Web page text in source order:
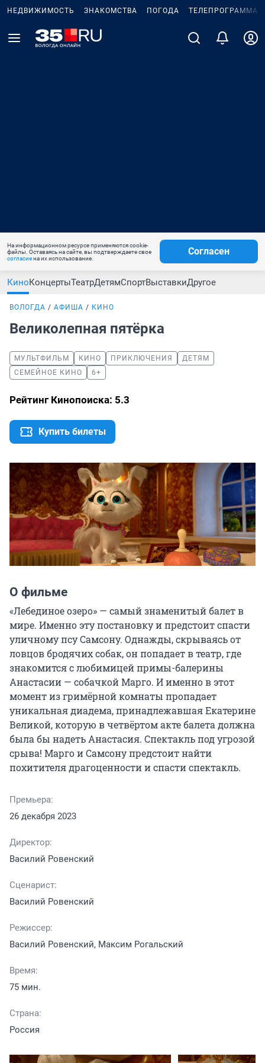
НЕДВИЖИМОСТЬ ЗНАКОМСТВА ПОГОДА ТЕЛЕПРОГРАММА
На информационном ресурсе применяются cookie-
файлы. Оставаясь на сайте, вы подтверждаете свое
согласиена их использование.
Согласен
КиноКонцертыТеатрДетямСпортВыставкиДругое
ВОЛОГДА АФИША КИНО
Великолепная пятёрка
МУЛЬТФИЛЬМ КИНО ПРИКЛЮЧЕНИЯ
ДЕТЯМ
СЕМЕЙНОЕ КИНО
6+
Рейтинг Кинопоиска: 5.3
Купить билеты
О фильме
«Лебединое озеро» — самый знаменитый балет в
мире. Именно эту постановку и предстоит спасти
уличному псу Самсону. Однажды, скрываясь от
ловцов бродячих собак, он попадает в театр, где
знакомится с любимицей примы-балерины
Анастасии — собачкой Марго. И именно в этот
момент из гримёрной комнаты пропадает
уникальная диадема, принадлежавшая Екатерине
Великой, которую в четвёртом акте балета должна
была бы надеть Анастасия. Спектакль под угрозой
срыва! Марго и Самсону предстоит найти
похитителя драгоценности и спасти спектакль.
Премьера:
26 декабря 2023
Директор:
Василий Ровенский
Сценарист:
Василий Ровенский
Режиссер:
Василий Ровенский, Максим Рогальский
Время:
75 мин.
Страна:
Россия